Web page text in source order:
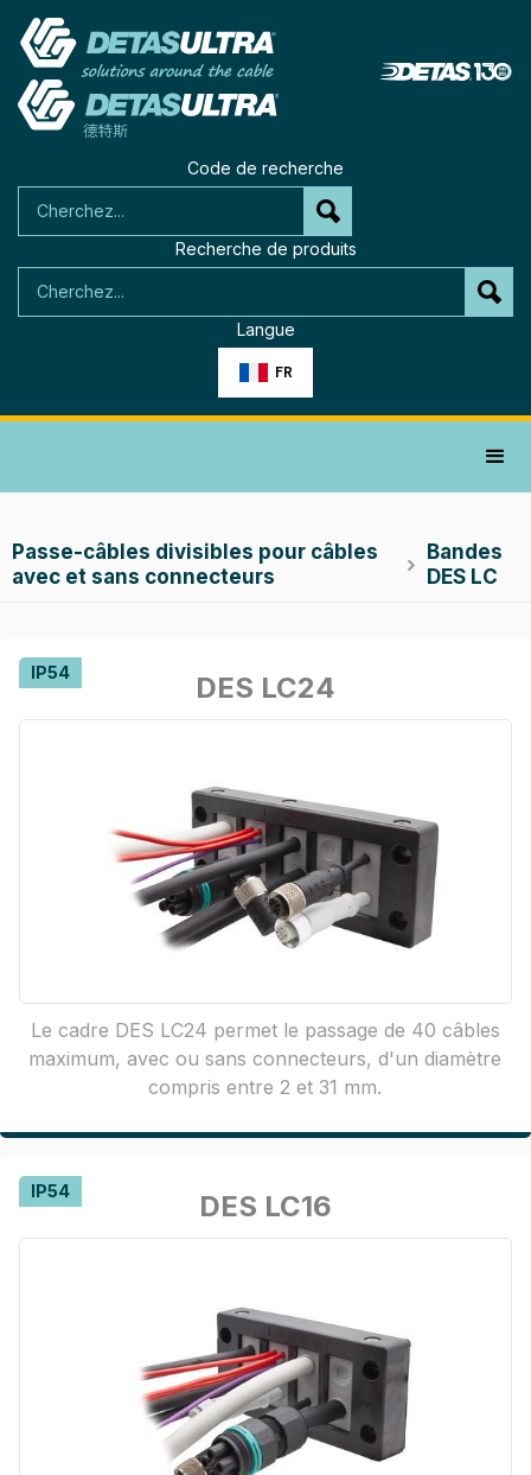
Code de recherche
Recherche de produits
Langue
FR
Passe-câbles divisibles pour câbles
avec et sans connecteurs

Bandes
DES LC
DES LC24
Le cadre DES LC24 permet le passage de 40 câbles
maximum, avec ou sans connecteurs, d'un diamètre
compris entre 2 et 31 mm.
IP54
DES LC16
IP54